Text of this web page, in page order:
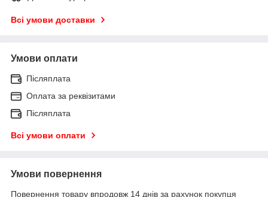
Всі умови доставки
Умови оплати
Післяплата
Оплата за реквізитами
Післяплата
Всі умови оплати
Умови повернення
Повернення товару впродовж 14 днів за рахунок покупця